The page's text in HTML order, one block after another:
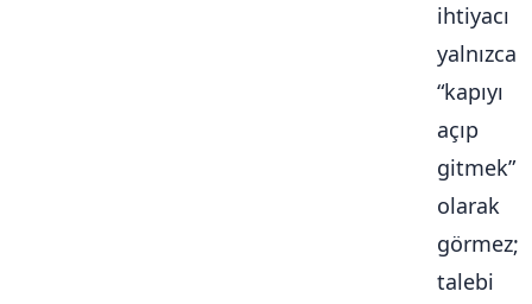
ihtiyacı
yalnızca
“kapıyı
açıp
gitmek”
olarak
görmez;
talebi